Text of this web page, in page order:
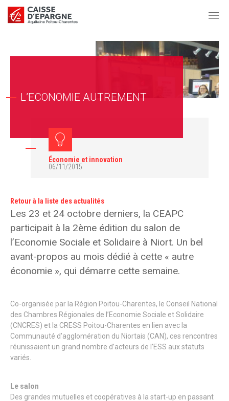
L’ECONOMIE AUTREMENT
Économie et innovation
06/11/2015
Retour à la liste des actualités
Les 23 et 24 octobre derniers, la CEAPC
participait à la 2ème édition du salon de
l’Economie Sociale et Solidaire à Niort. Un bel
avant-propos au mois dédié à cette « autre
économie », qui démarre cette semaine.
Co-organisée par la Région Poitou-Charentes, le Conseil National
des Chambres Régionales de l’Economie Sociale et Solidaire
(CNCRES) et la CRESS Poitou-Charentes en lien avec la
Communauté d’agglomération du Niortais (CAN), ces rencontres
réunissaient un grand nombre d’acteurs de l’ESS aux statuts
variés.
Le salon
Des grandes mutuelles et coopératives à la start-up en passant